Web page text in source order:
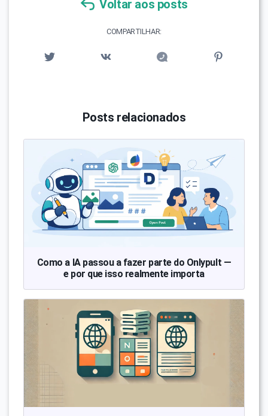
Voltar aos posts
COMPARTILHAR:
Posts relacionados
Como a IA passou a fazer parte do Onlypult —
e por que isso realmente importa